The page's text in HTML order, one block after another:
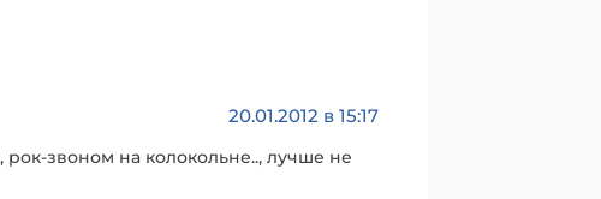
20.01.2012 в 15:17
звоном на колокольне.., лучше не